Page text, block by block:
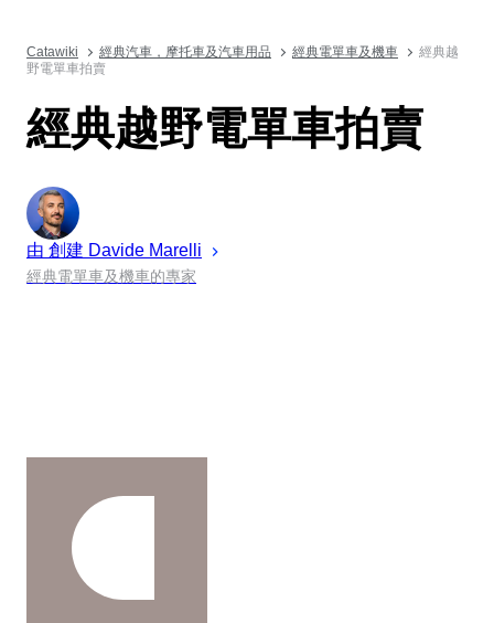
Catawiki 經典汽車，摩托車及汽車用品 經典電單車及機車
經典越
野電單車拍賣
經典越野電單車拍賣
由 創建 Davide Marelli
經典電單車及機車的專家